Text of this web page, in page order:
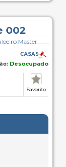
002
Master
Favorito
CASAS
Desocupado